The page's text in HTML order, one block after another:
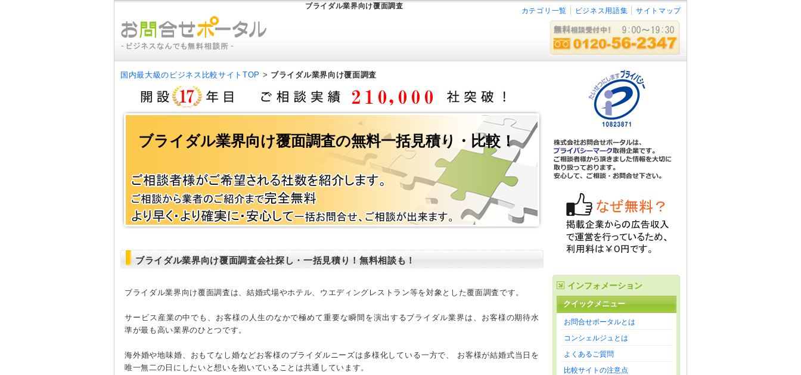
ブライダル業界向け覆面調査
カテゴリ一覧 ビジネス用語集 サイトマップ
国内最大級のビジネス比較サイトTOP > ブライダル業界向け覆面調査
ブライダル業界向け覆面調査の無料一括見積り・比較！
ブライダル業界向け覆面調査会社探し・一括見積り！無料相談も！
ブライダル業界向け覆面調査は、結婚式場やホテル、ウエディングレストラン等を対象とした覆面調査です。
サービス産業の中でも、お客様の人生のなかで極めて重要な瞬間を演出するブライダル業界は、お客様の期待水
準が最も高い業界のひとつです。
海外婚や地味婚、おもてなし婚などお客様のブライダルニーズは多様化している一方で、 お客様が結婚式当日を
唯一無二の日にしたいと想いを抱いていることは共通しています。
インフォメーション
クイックメニュー
お問合せポータルとは
コンシェルジュとは
よくあるご質問
比較サイトの注意点